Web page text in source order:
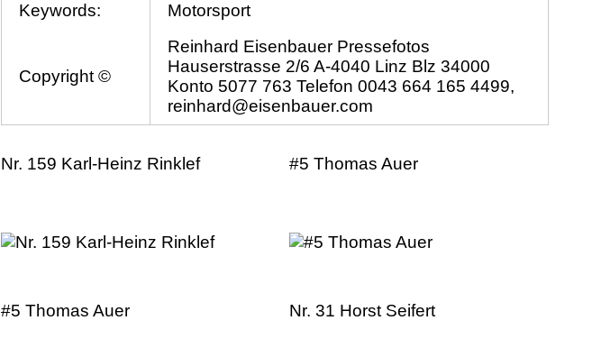
Keywords:
Motorsport
Copyright ©
Reinhard Eisenbauer Pressefotos
Hauserstrasse 2/6 A-4040 Linz Blz 34000
Konto 5077 763 Telefon 0043 664 165 4499,
reinhard@eisenbauer.com
Nr. 159 Karl-Heinz Rinklef #5 Thomas Auer
#5 Thomas Auer Nr. 31 Horst Seifert